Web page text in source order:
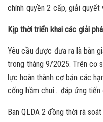
chính quyền 2 cấp, giải quyết
Kịp thời triển khai các giải
Yêu cầu được đưa ra là bàn
trong tháng 9/2025. Trên cơ
lực hoàn thành cơ bản các
cống hầm chui… đáp ứng
Ban QLDA 2 đồng thời rà